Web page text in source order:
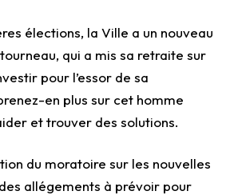
élections, la Ville a un nouveau
qui a mis sa retraite sur
pour l’essor de sa
en plus sur cet homme
et trouver des solutions.
du moratoire sur les nouvelles
allégements à prévoir pour